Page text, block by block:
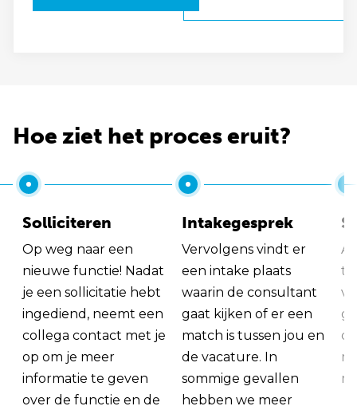
Hoe ziet het proces eruit?
Solliciteren
Op weg naar een
nieuwe functie! Nadat
je een sollicitatie hebt
ingediend, neemt een
collega contact met je
op om je meer
informatie te geven
over de functie en de
Intakegesprek
Vervolgens vindt er
een intake plaats
waarin de consultant
gaat kijken of er een
match is tussen jou en
de vacature. In
sommige gevallen
hebben we meer